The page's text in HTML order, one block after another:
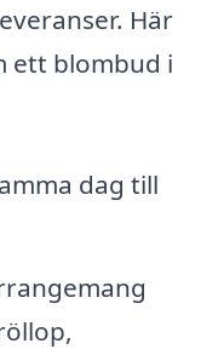
Här
ett blombud i
dag till